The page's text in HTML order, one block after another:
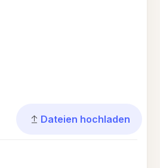
Dateien hochladen